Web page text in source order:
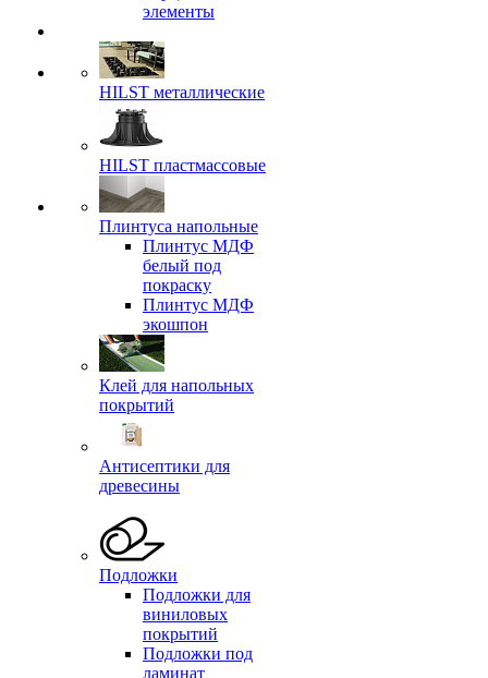
элементы
HILST металлические
HILST пластмассовые
Плинтуса напольные
Плинтус МДФ
белый под
покраску
Плинтус МДФ
экошпон
Клей для напольных
покрытий
Антисептики для
древесины
Подложки
Подложки для
виниловых
покрытий
Подложки под
ламинат